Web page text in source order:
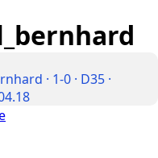
· 1-0 · D35 ·